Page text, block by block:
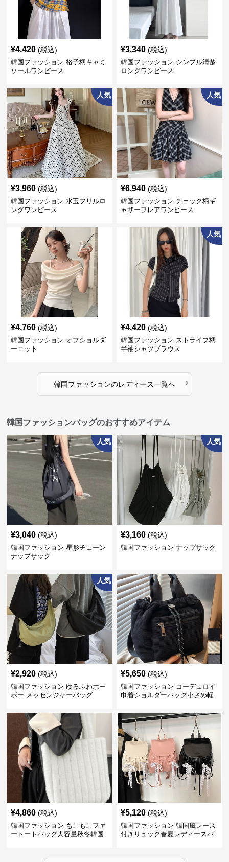
¥4,420 (税込)
韓国ファッション 格子柄キャミ
ソールワンピース
¥3,340 (税込)
韓国ファッション シンプル清楚
ロングワンピース
人気
¥3,960 (税込)
韓国ファッション 水玉フリルロ
ングワンピース
人気
¥6,940 (税込)
韓国ファッション チェック柄ギ
ャザーフレアワンピース
¥4,760 (税込)
韓国ファッション オフショルダ
ーニット
人気
¥4,420 (税込)
韓国ファッション ストライプ柄
半袖シャツブラウス
韓国ファッションのレディース一覧へ ›
韓国ファッションバッグのおすすめアイテム
人気
¥3,040 (税込)
韓国ファッション 星形チェーン
ナップサック
人気
¥3,160 (税込)
韓国ファッション ナップサック
人気
¥2,920 (税込)
韓国ファッション ゆるふわホー
ボー メッセンジャーバッグ
¥5,650 (税込)
韓国ファッション コーデュロイ
巾着ショルダーバッグ小さめ軽
¥4,860 (税込)
韓国ファッション もこもこファ
ートートバッグ大容量秋冬韓国
¥5,120 (税込)
韓国ファッション 韓国風レース
付きリュック春夏レディースバ